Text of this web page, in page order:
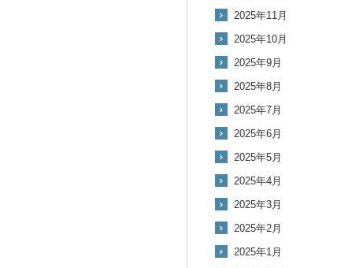
2025年11月
2025年10月
2025年9月
2025年8月
2025年7月
2025年6月
2025年5月
2025年4月
2025年3月
2025年2月
2025年1月